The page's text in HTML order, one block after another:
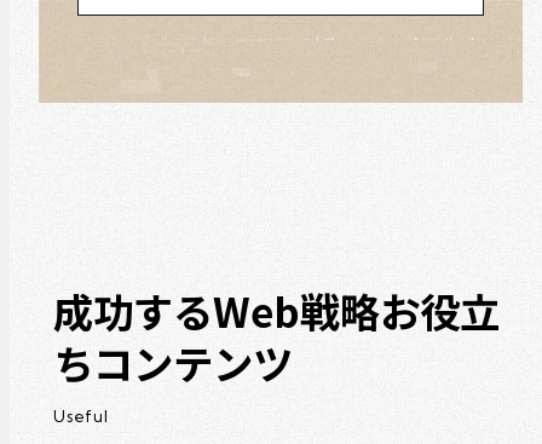
成功するWeb戦略お役立
ちコンテンツ
Useful